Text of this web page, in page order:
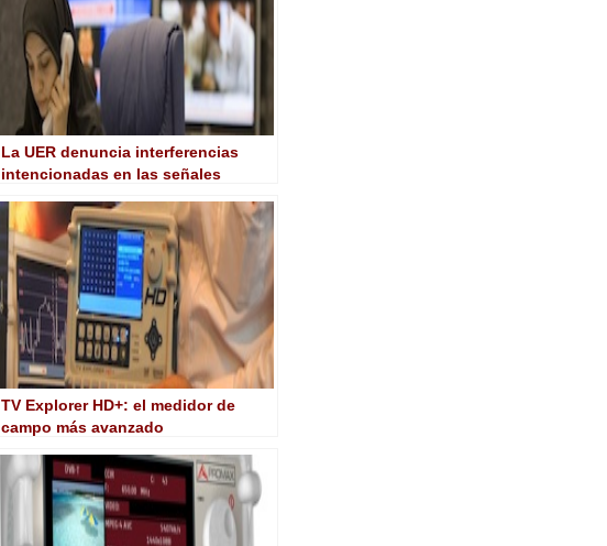
La UER denuncia interferencias
intencionadas en las señales
TV Explorer HD+: el medidor de
campo más avanzado